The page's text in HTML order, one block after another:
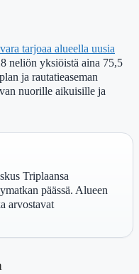
tarjoaa alueella uusia
neliön yksiöistä aina 75,5
ja rautatieaseman
nuorille aikuisille ja
Triplaansa
päässä. Alueen
arvostavat